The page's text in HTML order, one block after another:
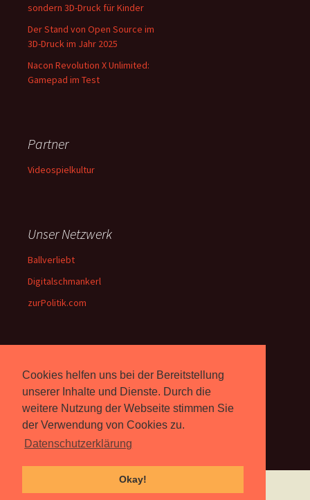
Cookies helfen uns bei der Bereitstellung
unserer Inhalte und Dienste. Durch die
weitere Nutzung der Webseite stimmen Sie
der Verwendung von Cookies zu.
Datenschutzerklärung
Okay!
sondern 3D-Druck für Kinder
Der Stand von Open Source im
3D-Druck im Jahr 2025
Nacon Revolution X Unlimited:
Gamepad im Test
Partner
Videospielkultur
Unser Netzwerk
Ballverliebt
Digitalschmankerl
zurPolitik.com
Über Uns
Rebell.atberichtet seit 2003
unabhängig über Computer-
und Videospiele. ( Impressum )